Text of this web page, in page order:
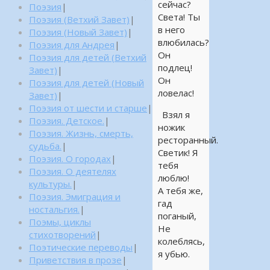
сейчас?
Света! Ты
в него
влюбилась?
Он
подлец!
Он
ловелас!
Взял я
ножик
ресторанный.
Светик! Я
тебя
люблю!
А тебя же,
гад
поганый,
Не
колеблясь,
я убью.
Поэзия |
Поэзия (Ветхий Завет) |
Поэзия (Новый Завет) |
Поэзия для Андрея |
Поэзия для детей (Ветхий
Завет) |
Поэзия для детей (Новый
Завет) |
Поэзия от шести и старше |
Поэзия. Детское. |
Поэзия. Жизнь, смерть,
судьба. |
Поэзия. О городах |
Поэзия. О деятелях
культуры. |
Поэзия. Эмиграция и
ностальгия. |
Поэмы, циклы
стихотворений |
Поэтические переводы |
Приветствия в прозе |